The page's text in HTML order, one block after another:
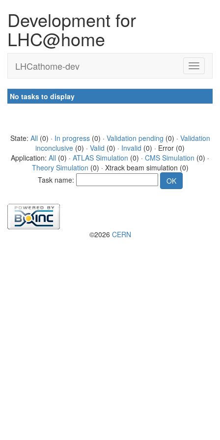
Development for
LHC@home
LHCathome-dev
No tasks to display
State: All (0) · In progress(0) · Validation pending (0) · Validation
inconclusive (0) · Valid (0) · Invalid (0) · Error (0)
Application: All (0) · ATLAS Simulation (0) · CMS Simulation (0) ·
Theory Simulation (0) · Xtrack beam simulation (0)
Task name:
©2026 CERN